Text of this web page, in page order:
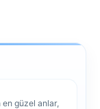
güzel anlar,